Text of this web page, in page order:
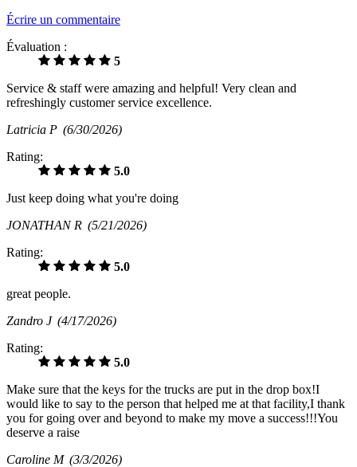
Écrire un commentaire
Évaluation :
5
Service & staff were amazing and helpful! Very clean and
refreshingly customer service excellence.
Latricia P (6/30/2026)
Rating:
5.0
Just keep doing what you're doing
JONATHAN R (5/21/2026)
Rating:
5.0
great people.
Zandro J (4/17/2026)
Rating:
5.0
Make sure that the keys for the trucks are put in the drop box!I
would like to say to the person that helped me at that facility,I thank
you for going over and beyond to make my move a success!!!You
deserve a raise
Caroline M (3/3/2026)